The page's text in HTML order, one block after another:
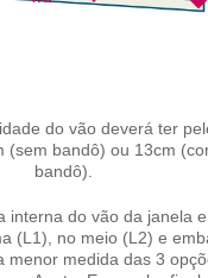
do vão deverá ter
(sem bandô) ou 13cm
bandô).
interna do vão da janela
(L1), no meio (L2) e
menor medida das 3